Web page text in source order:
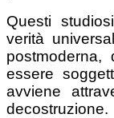
Questi
verità
essere
avviene
decostruzione.